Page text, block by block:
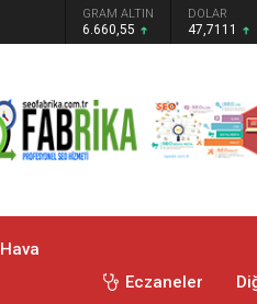
GRAM ALTIN
6.660,55
DOLAR
47,7111
Hava
Eczaneler